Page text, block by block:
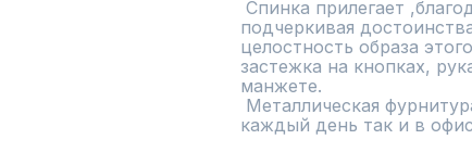
подчеркивая
целостность образа
застежка на кнопках,
манжете.
каждый день так и в